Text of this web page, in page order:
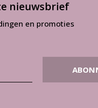
nieuwsbrief
en promoties